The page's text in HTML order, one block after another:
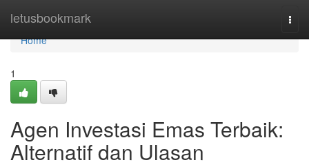
letusbookmark
Home
Home
1
Agen Investasi Emas Terbaik:
Alternatif dan Ulasan